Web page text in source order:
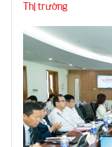
Thị trường